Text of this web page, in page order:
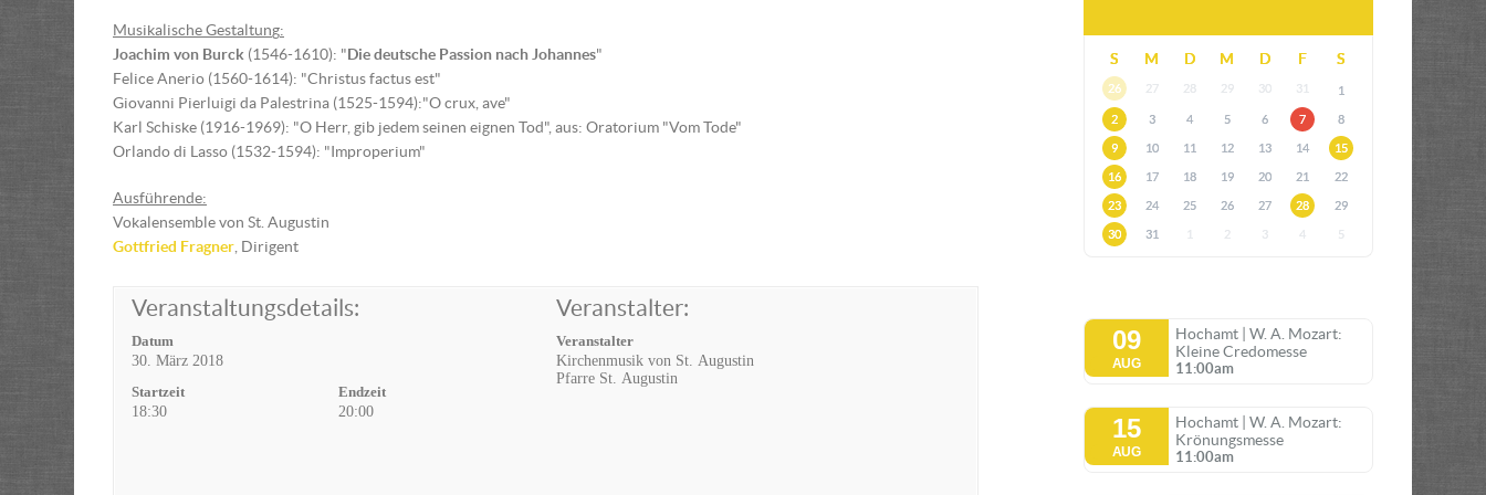
Musikalische Gestaltung:
Joachim von Burck (1546-1610): "Die deutsche Passion nach Johannes"
Felice Anerio (1560-1614): "Christus factus est"
Giovanni Pierluigi da Palestrina (1525-1594):"O crux, ave"
Karl Schiske (1916-1969): "O Herr, gib jedem seinen eignen Tod", aus: Oratorium "Vom Tode"
Orlando di Lasso (1532-1594): "Improperium"
Ausführende:
Vokalensemble von St. Augustin
Gottfried Fragner , Dirigent
Veranstaltungsdetails:
Datum
30. März 2018
Startzeit
18:30
Endzeit
20:00
Veranstalter:
Veranstalter
Kirchenmusik von St. Augustin
Pfarre St. Augustin
S M D M D F S
26 27 28 29 30 31 1
2 3 4 5 6 7 8
9 10 11 12 13 14 15
16 17 18 19 20 21 22
23 24 25 26 27 28 29
30 31 1 2 3 4 5
09
AUG
Hochamt | W. A. Mozart:
Kleine Credomesse
11:00am
15
AUG
Hochamt | W. A. Mozart:
Krönungsmesse
11:00am